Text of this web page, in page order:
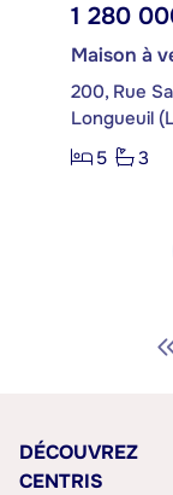
1 280
Maison à
200, Rue
Longueuil
5
3
DÉCOUVREZ
CENTRIS